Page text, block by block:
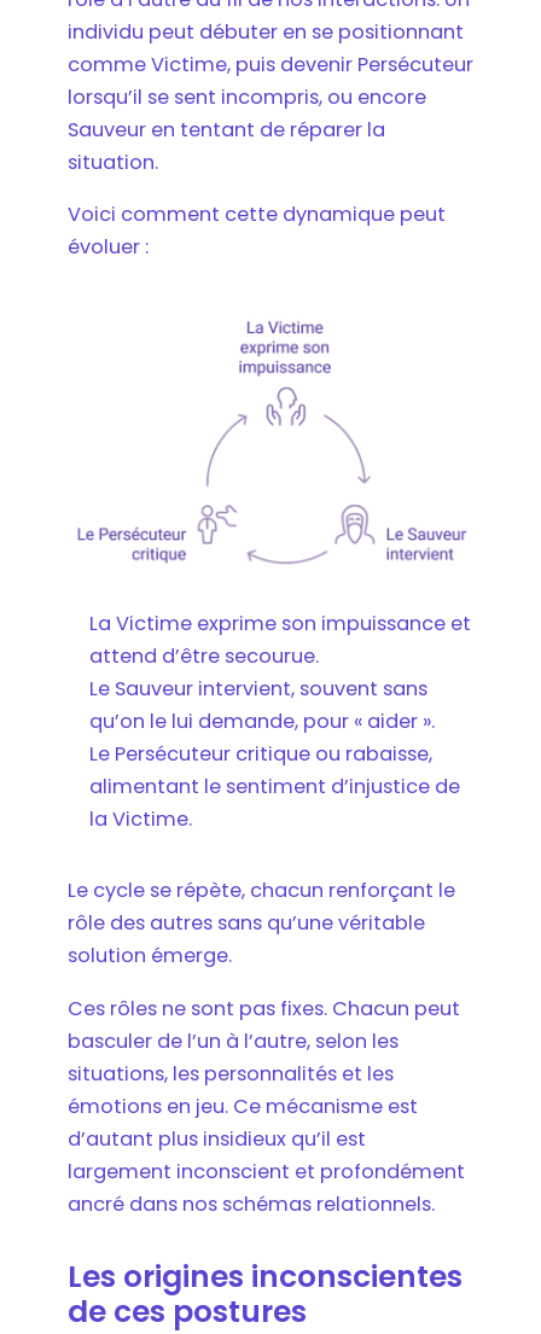
individu peut débuter en se positionnant
comme Victime, puis devenir Persécuteur
lorsqu’il se sent incompris, ou encore
Sauveur en tentant de réparer la
situation.
Voici comment cette dynamique peut
évoluer :
La Victime exprime son impuissance et
attend d’être secourue.
Le Sauveur intervient, souvent sans
qu’on le lui demande, pour « aider ».
Le Persécuteur critique ou rabaisse,
alimentant le sentiment d’injustice de
la Victime.
Le cycle se répète, chacun renforçant le
rôle des autres sans qu’une véritable
solution émerge.
Ces rôles ne sont pas fixes. Chacun peut
basculer de l’un à l’autre, selon les
situations, les personnalités et les
émotions en jeu. Ce mécanisme est
d’autant plus insidieux qu’il est
largement inconscient et profondément
ancré dans nos schémas relationnels.
Les origines inconscientes
de ces postures